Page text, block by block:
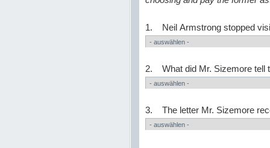
1. Neil Armstrong stopped
2. What did Mr. Sizemore tell
3. The letter Mr. Sizemore